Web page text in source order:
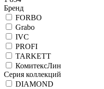
Бренд
FORBO
Grabo
IVC
PROFI
TARKETT
КомитексЛин
Серия коллекций
DIAMOND